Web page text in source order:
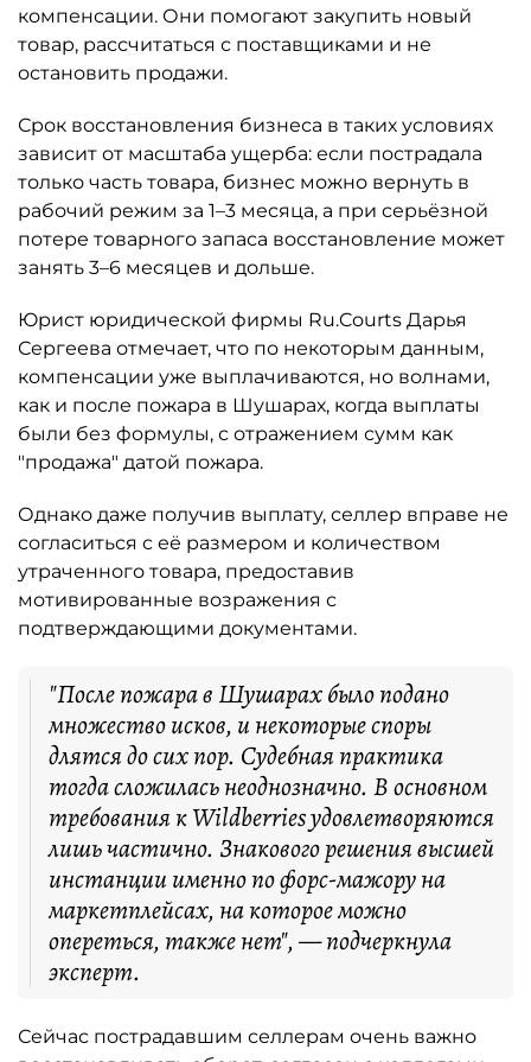
компенсации. Они помогают закупить новый
товар, рассчитаться с поставщиками и не
остановить продажи.
Срок восстановления бизнеса в таких условиях
зависит от масштаба ущерба: если пострадала
только часть товара, бизнес можно вернуть в
рабочий режим за 1–3 месяца, а при серьёзной
потере товарного запаса восстановление может
занять 3–6 месяцев и дольше.
Юрист юридической фирмы Ru.Courts Дарья
Сергеева отмечает, что по некоторым данным,
компенсации уже выплачиваются, но волнами,
как и после пожара в Шушарах, когда выплаты
были без формулы, с отражением сумм как
"продажа" датой пожара.
Однако даже получив выплату, селлер вправе не
согласиться с её размером и количеством
утраченного товара, предоставив
мотивированные возражения с
подтверждающими документами.
"После пожара в Шушарах было подано
множество исков, и некоторые споры
длятся до сих пор. Судебная практика
тогда сложилась неоднозначно. В основном
требования к Wildberries удовлетворяются
лишь частично. Знакового решения высшей
инстанции именно по форс-мажору на
маркетплейсах, на которое можно
опереться, также нет", — подчеркнула
эксперт.
Сейчас пострадавшим селлерам очень важно